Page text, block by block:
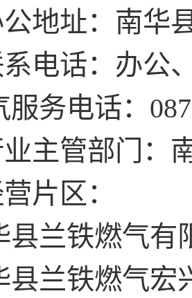
地址：南华
电话：办公
服务电话：
业主管部门：
片区：
县兰铁燃气有
县兰铁燃气宏